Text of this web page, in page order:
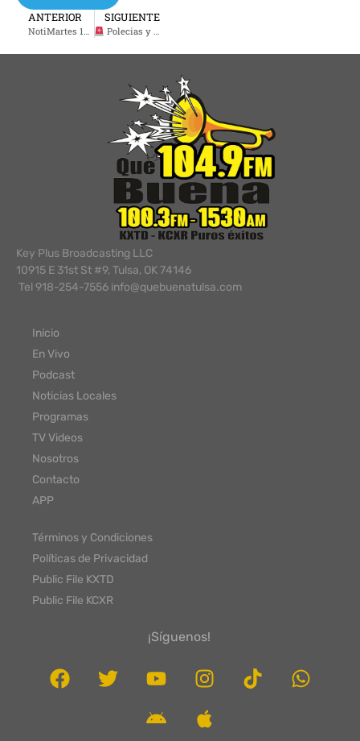
ANTERIOR
NotiMartes 15 de abril 2025
SIGUIENTE
Polecias y Bandidos – Jueves 17 de abril de 2025
Key Plus Broadcasting LLC
10915 E 31st St #9, Tulsa, OK 74146
Tel 918-254-7556 info@quebuenatulsa.com
Inicio
En Vivo
Podcast
Noticias Locales
Programas
TV Videos
Nosotros
Contacto
APP
Términos y Condiciones
Políticas de Privacidad
Public File KXTD
Public File KCXR
¡Síguenos!